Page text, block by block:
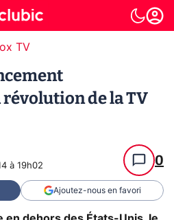
TV
de la TV
à 19h02 0
Ajoutez-nous en favori